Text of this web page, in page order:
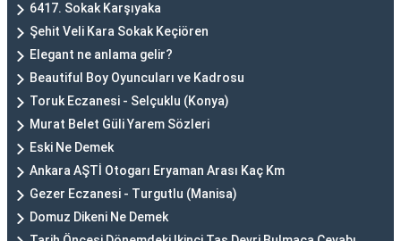
6417. Sokak Karşıyaka
Şehit Veli Kara Sokak Keçiören
Elegant ne anlama gelir?
Beautiful Boy Oyuncuları ve Kadrosu
Toruk Eczanesi - Selçuklu (Konya)
Murat Belet Güli Yarem Sözleri
Eski Ne Demek
Ankara AŞTİ Otogarı Eryaman Arası Kaç Km
Gezer Eczanesi - Turgutlu (Manisa)
Domuz Dikeni Ne Demek